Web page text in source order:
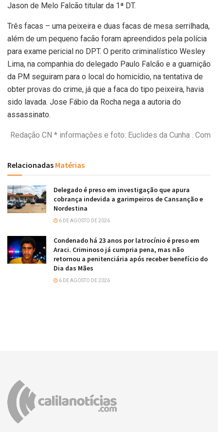
Jason de Melo Falcão titular da 1ª DT.
Três facas – uma peixeira e duas facas de mesa serrilhada,
além de um pequeno facão foram apreendidos pela polícia
para exame pericial no DPT. O perito criminalístico Wesley
Lima, na companhia do delegado Paulo Falcão e a guarnição
da PM seguiram para o local do homicídio, na tentativa de
obter provas do crime, já que a faca do tipo peixeira, havia
sido lavada. Jose Fábio da Rocha nega a autoria do
assassinato.
Redação CN * informações e foto: Euclides da Cunha . Com
Relacionadas Matérias
Delegado é preso em investigação que apura
cobrança indevida a garimpeiros de Cansanção e
Nordestina
6 DE AGOSTO DE 2026
Condenado há 23 anos por latrocínio é preso em
Araci. Criminoso já cumpria pena, mas não
retornou a penitenciária após receber benefício do
Dia das Mães
6 DE AGOSTO DE 2026